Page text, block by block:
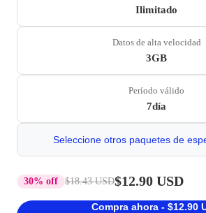
Ilimitado
Datos de alta velocidad
3GB
Período válido
7día
Seleccione otros paquetes de
30% off $18.43 USD$12.90 USD
Compra ahora - $12.90